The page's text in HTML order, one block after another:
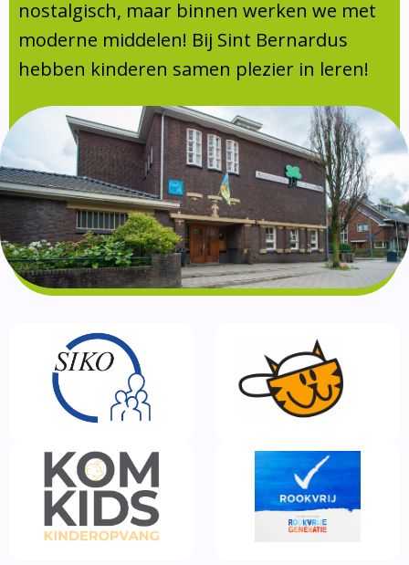
schoolondersteuningsprofiel
Absentie
Vakanties
Aanmelden
Schoolgids
Gezonde school
Kinderopvang
BSO
Routebeschrijving
Privacy
nostalgisch, maar binnen werken we met
moderne middelen! Bij Sint Bernardus
hebben kinderen samen plezier in leren!